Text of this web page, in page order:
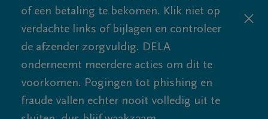
of een betaling te bekomen. Klik niet op
verdachte links of bijlagen en controleer
de afzender zorgvuldig. DELA
onderneemt meerdere acties om dit te
voorkomen. Pogingen tot phishing en
fraude vallen echter nooit volledig uit te